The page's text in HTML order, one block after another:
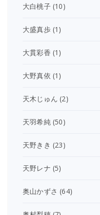
大白桃子(10)
大盛真歩(1)
大貫彩香 (1)
大野真依 (1)
天木じゅん (2)
天羽希純(50)
天野きき (23)
天野レナ (5)
奥山かずさ (64)